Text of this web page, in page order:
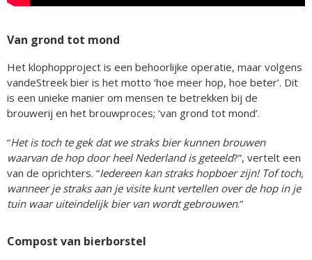
Van grond tot mond
Het klophopproject is een behoorlijke operatie, maar volgens
vandeStreek bier is het motto ‘hoe meer hop, hoe beter’. Dit
is een unieke manier om mensen te betrekken bij de
brouwerij en het brouwproces; ‘van grond tot mond’.
“Het is toch te gek dat we straks bier kunnen brouwen
waarvan de hop door heel Nederland is geteeld?”, vertelt een
van de oprichters. “Iedereen kan straks hopboer zijn! Tof toch,
wanneer je straks aan je visite kunt vertellen over de hop in je
tuin waar uiteindelijk bier van wordt gebrouwen.”
Compost van bierborstel